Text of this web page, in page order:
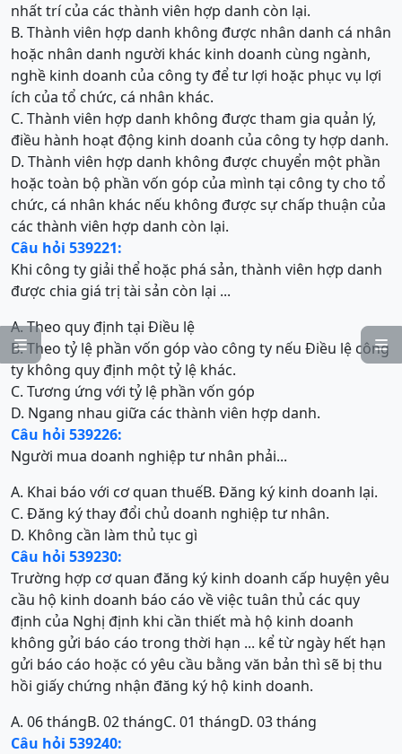


nhất trí của các thành viên hợp danh còn lại.
B. Thành viên hợp danh không được nhân danh cá nhân
hoặc nhân danh người khác kinh doanh cùng ngành,
nghề kinh doanh của công ty để tư lợi hoặc phục vụ lợi
ích của tổ chức, cá nhân khác.
C. Thành viên hợp danh không được tham gia quản lý,
điều hành hoạt động kinh doanh của công ty hợp danh.
D. Thành viên hợp danh không được chuyển một phần
hoặc toàn bộ phần vốn góp của mình tại công ty cho tổ
chức, cá nhân khác nếu không được sự chấp thuận của
các thành viên hợp danh còn lại.
Câu hỏi 539221:
Khi công ty giải thể hoặc phá sản, thành viên hợp danh
được chia giá trị tài sản còn lại ...
A. Theo quy định tại Điều lệ
B. Theo tỷ lệ phần vốn góp vào công ty nếu Điều lệ công
ty không quy định một tỷ lệ khác.
C. Tương ứng với tỷ lệ phần vốn góp
D. Ngang nhau giữa các thành viên hợp danh.
Câu hỏi 539226:
Người mua doanh nghiệp tư nhân phải...
A. Khai báo với cơ quan thuếB. Đăng ký kinh doanh lại.
C. Đăng ký thay đổi chủ doanh nghiệp tư nhân.
D. Không cần làm thủ tục gì
Câu hỏi 539230:
Trường hợp cơ quan đăng ký kinh doanh cấp huyện yêu
cầu hộ kinh doanh báo cáo về việc tuân thủ các quy
định của Nghị định khi cần thiết mà hộ kinh doanh
không gửi báo cáo trong thời hạn ... kể từ ngày hết hạn
gửi báo cáo hoặc có yêu cầu bằng văn bản thì sẽ bị thu
hồi giấy chứng nhận đăng ký hộ kinh doanh.
A. 06 thángB. 02 thángC. 01 thángD. 03 tháng
Câu hỏi 539240: